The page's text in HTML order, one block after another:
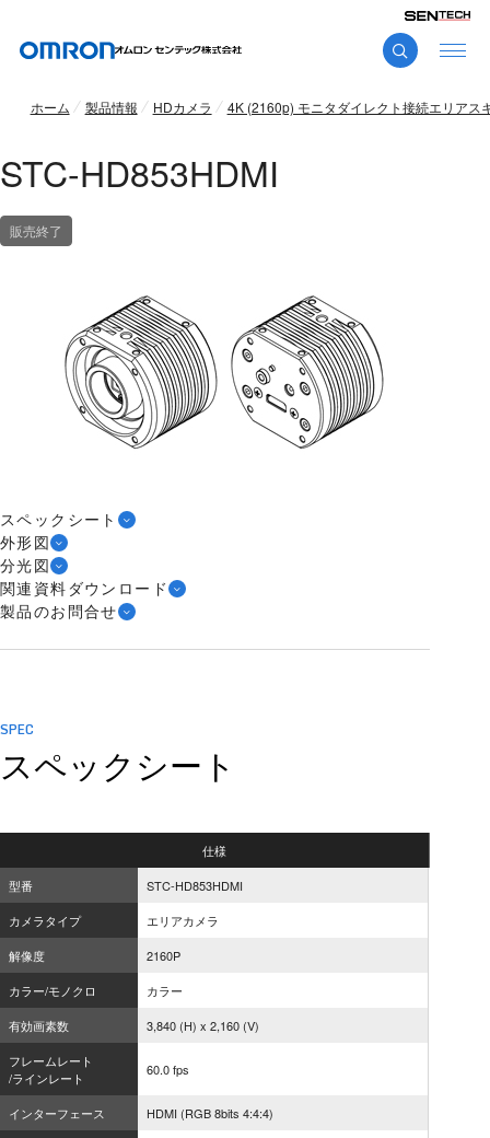
ホーム 製品情報 HDカメラ 4K (2160p) モニタダイレクト接続エリアス
STC-HD853HDMI
販売終了
スペックシート
外形図
分光図
関連資料ダウンロード
製品のお問合せ
SPEC
スペックシート
仕様
型番
STC-HD853HDMI
カメラタイプ
エリアカメラ
解像度
2160P
カラー/モノクロ
カラー
有効画素数
3,840 (H) x 2,160 (V)
フレームレート
/ラインレート
60.0 fps
インターフェース
HDMI (RGB 8bits 4:4:4)